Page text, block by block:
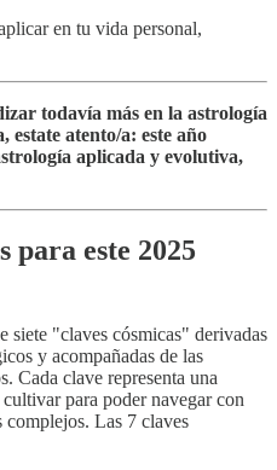
en tu vida personal,
todavía más en la astrología
estate atento/a: este año
aplicada y evolutiva,
para este 2025
siete "claves cósmicas" derivadas
y acompañadas de las
Cada clave representa una
para poder navegar con
complejos. Las 7 claves